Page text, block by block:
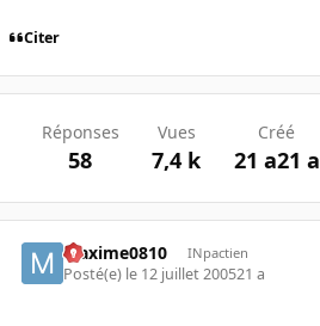
Citer
Réponses
58
Vues
7,4 k
Créé
21 a21 a
Maxime0810 INpactien
Posté(e) le 12 juillet 200521 a